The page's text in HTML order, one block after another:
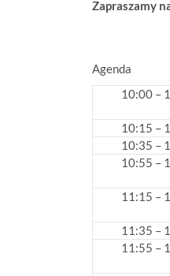
Zapraszamy
Agenda
10:00 –
10:15 –
10:35 –
10:55 –
11:15 –
11:35 –
11:55 –